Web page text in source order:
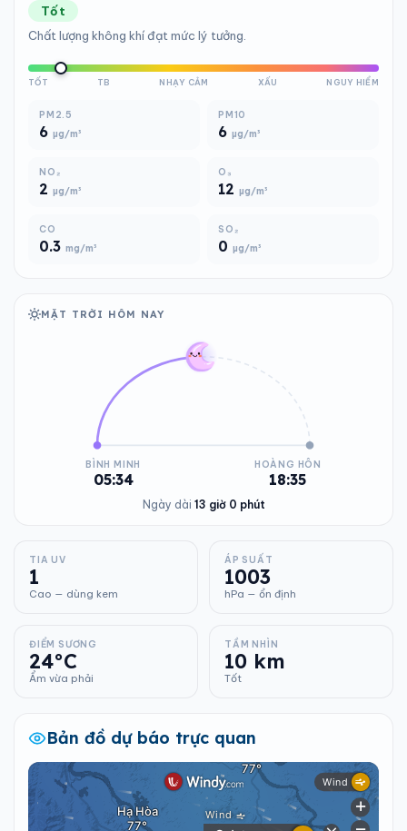
Tốt
Chất lượng không khí đạt mức lý tưởng.
TỐT TB NHẠY CẢM XẤU NGUY HIỂM
PM2.5
6 µg/m³
PM10
6 µg/m³
NO₂
2 µg/m³
O₃
12 µg/m³
CO
0.3 mg/m³
SO₂
0 µg/m³
MẶT TRỜI HÔM NAY
BÌNH MINH
05:34
HOÀNG HÔN
18:35
Ngày dài 13 giờ 0 phút
TIA UV
1
Cao — dùng kem
ÁP SUẤT
1003
hPa — ổn định
ĐIỂM SƯƠNG
24°C
Ẩm vừa phải
TẦM NHÌN
10 km
Tốt
Bản đồ dự báo trực quan